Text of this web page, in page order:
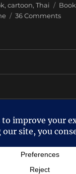
,cartoon,Thai Tags
Book
36 Commentson